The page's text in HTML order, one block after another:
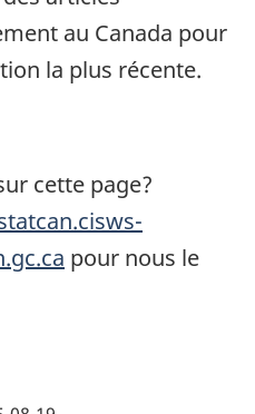
au Canada pour
la plus récente.
cette page?
pour nous le